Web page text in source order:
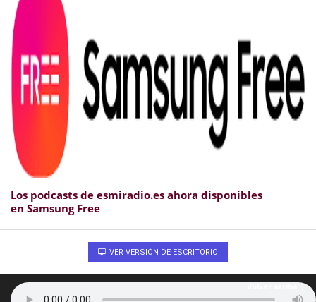
Los podcasts de esmiradio.es ahora disponibles
en Samsung Free
VER VERSIÓN DE ESCRITORIO